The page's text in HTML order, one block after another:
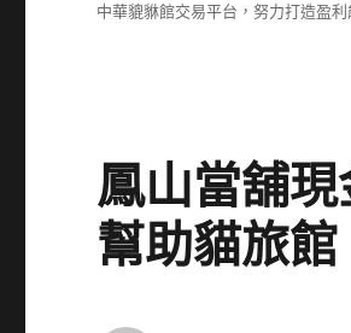
中華貔貅館交易平台，努力打造盈
鳳山當舖
幫助貓旅館